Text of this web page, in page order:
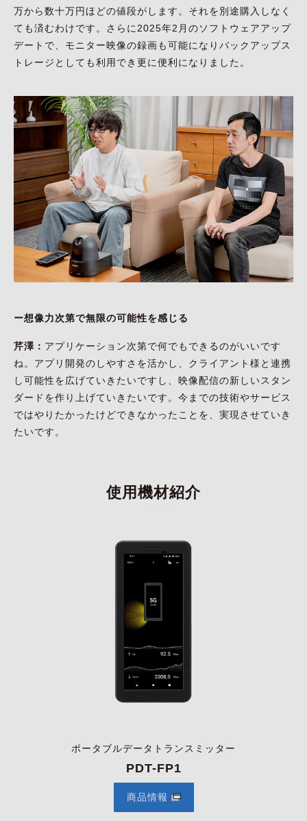
万から数十万円ほどの値段がします。それを別途購入しなく
ても済むわけです。さらに2025年2月のソフトウェアアップ
デートで、モニター映像の録画も可能になりバックアップス
トレージとしても利用でき更に便利になりました。
ー想像力次第で無限の可能性を感じる
芹澤： アプリケーション次第で何でもできるのがいいです
ね。アプリ開発のしやすさを活かし、クライアント様と連携
し可能性を広げていきたいですし、映像配信の新しいスタン
ダードを作り上げていきたいです。今までの技術やサービス
ではやりたかったけどできなかったことを、実現させていき
たいです。
使用機材紹介
ポータブルデータトランスミッター
PDT-FP1
商品情報